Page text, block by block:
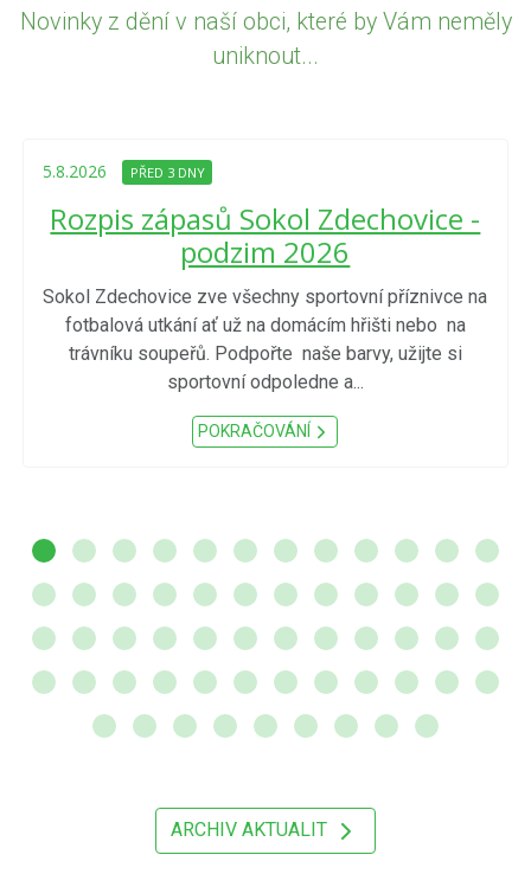
Novinky z dění v naší obci, které by Vám neměly
uniknout...
5.8.2026 PŘED 3 DNY
Rozpis zápasů Sokol Zdechovice -
podzim 2026
Sokol Zdechovice zve všechny sportovní příznivce na
fotbalová utkání ať už na domácím hřišti nebo na
trávníku soupeřů. Podpořte naše barvy, užijte si
sportovní odpoledne a...
POKRAČOVÁNÍ
ARCHIV AKTUALIT